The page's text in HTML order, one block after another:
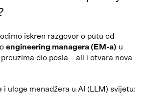
iskren razgovor o putu od
engineering managera (EM-a) u
dio posla – ali i otvara nova
i uloge menadžera u AI (LLM) svijetu: